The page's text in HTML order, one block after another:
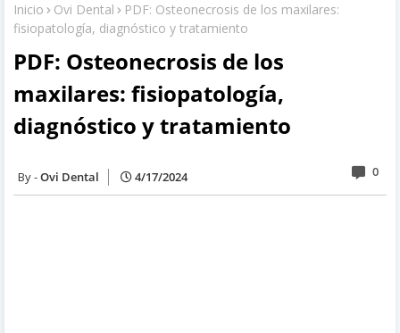
Inicio Ovi Dental
PDF: Osteonecrosis de los maxilares:
fisiopatología, diagnóstico y tratamiento
PDF: Osteonecrosis de los
maxilares: fisiopatología,
diagnóstico y tratamiento
Ovi Dental 4/17/2024 0